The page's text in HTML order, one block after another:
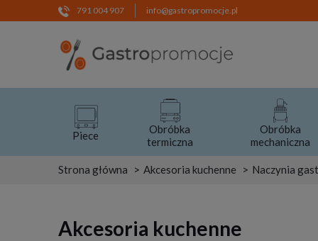
791 004 907 info@gastropromocje.pl
Piece
Obróbka
termiczna
Obróbka
mechaniczna
Strona główna Akcesoria kuchenne Naczynia
Akcesoria kuchenne